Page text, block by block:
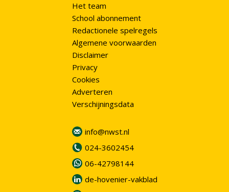
Het team
School abonnement
Redactionele spelregels
Algemene voorwaarden
Disclaimer
Privacy
Cookies
Adverteren
Verschijningsdata
info@nwst.nl
024-3602454
06-42798144
de-hovenier-vakblad